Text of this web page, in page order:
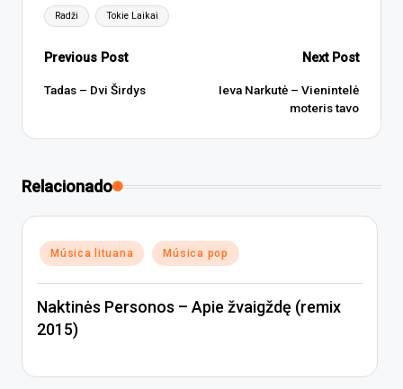
Tags:
Radži Tokie Laikai
Post
navigation
Previous Post
Tadas – Dvi Širdys
Next Post
Ieva Narkutė – Vienintelė
moteris tavo
Relacionado
Posted
in
Música lituana Música pop
Naktinės Personos – Apie žvaigždę (remix
2015)